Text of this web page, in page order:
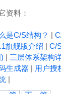
资料：
是C/S结构？ |
旗舰版介绍 | C/
| 三层体系架构
生成器 | 用户授
|